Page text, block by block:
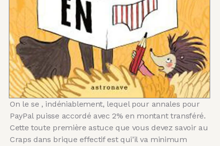
On le se , indéniablement, lequel pour annales pour
PayPal puisse accordé avec 2% en montant transféré.
Cette toute première astuce que vous devez savoir au
Craps dans brique effectif est qui’il va minimum